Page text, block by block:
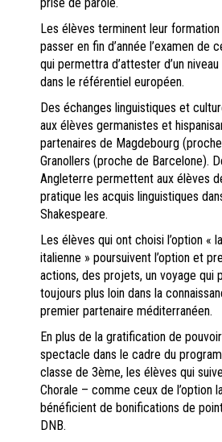
Les élèves terminent leur
passer en fin d’année l’examen de
qui permettra d’attester d’un
dans le référentiel européen.
Des échanges linguistiques et
aux élèves germanistes et
partenaires de Magdebourg
Granollers (proche de Barcelone).
Angleterre permettent aux élèves
pratique les acquis linguistiques
Shakespeare.
Les élèves qui ont choisi l’option «
italienne » poursuivent l’option et
actions, des projets, un voyage qui
toujours plus loin dans la
premier partenaire méditerranéen.
En plus de la gratification de
spectacle dans le cadre du
classe de 3ème, les élèves qui
Chorale – comme ceux de l’option
bénéficient de bonifications de
DNB.